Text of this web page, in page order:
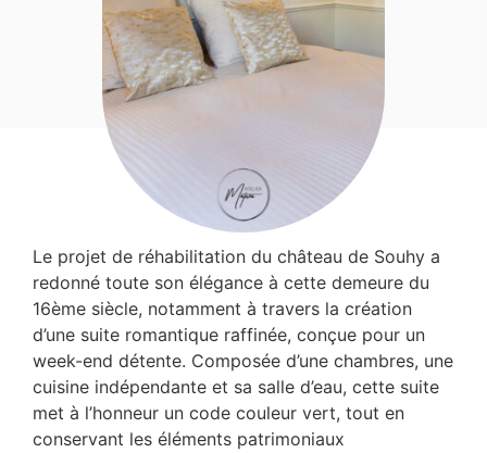
Le projet de réhabilitation du château de Souhy a
redonné toute son élégance à cette demeure du
16ème siècle, notamment à travers la création
d’une suite romantique raffinée, conçue pour un
week-end détente. Composée d’une chambres, une
cuisine indépendante et sa salle d’eau, cette suite
met à l’honneur un code couleur vert, tout en
conservant les éléments patrimoniaux